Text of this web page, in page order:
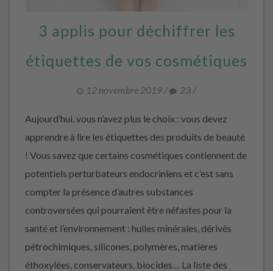
3 applis pour déchiffrer les
étiquettes de vos cosmétiques
12 novembre 2019 / 23 /
Aujourd’hui, vous n’avez plus le choix : vous devez
apprendre à lire les étiquettes des produits de beauté
! Vous savez que certains cosmétiques contiennent de
potentiels perturbateurs endocriniens et c’est sans
compter la présence d’autres substances
controversées qui pourraient être néfastes pour la
santé et l’environnement : huiles minérales, dérivés
pétrochimiques, silicones, polymères, matières
éthoxylées, conservateurs, biocides… La liste des